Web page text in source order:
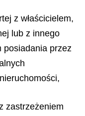
z właścicielem,
lub z innego
posiadania przez
zastrzeżeniem